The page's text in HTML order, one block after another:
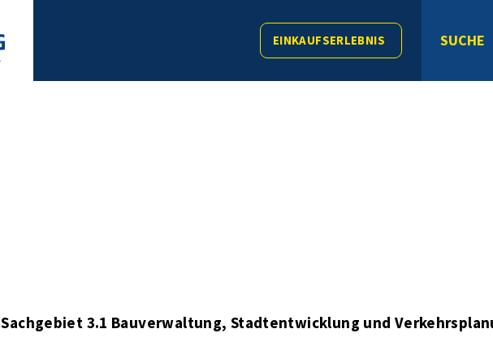
EINKAUFSERLEBNIS SUCHE
Sachgebiet 3.1 Bauverwaltung, Stadtentwicklung und